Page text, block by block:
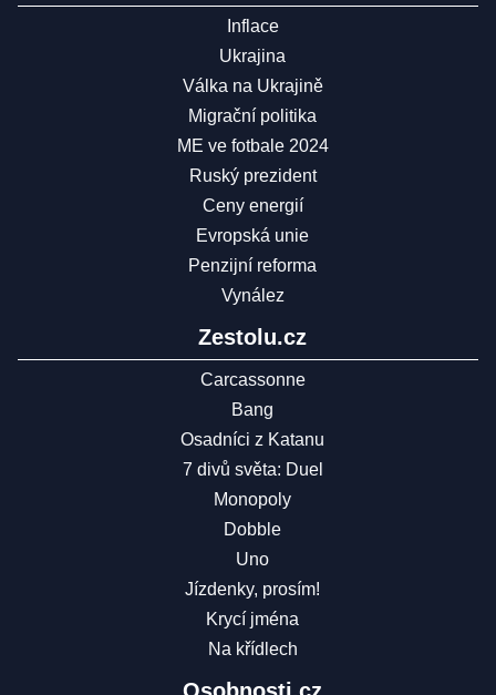
Inflace
Ukrajina
Válka na Ukrajině
Migrační politika
ME ve fotbale 2024
Ruský prezident
Ceny energií
Evropská unie
Penzijní reforma
Vynález
Zestolu.cz
Carcassonne
Bang
Osadníci z Katanu
7 divů světa: Duel
Monopoly
Dobble
Uno
Jízdenky, prosím!
Krycí jména
Na křídlech